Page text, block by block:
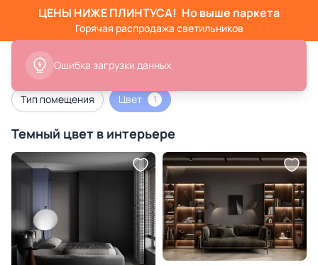
ЦЕНЫ НИЖЕ ПЛИНТУСА! Но выше паркета
Горячая распродажа светильников
Тип помещения Цвет 1
Темный цвет в интерьере
Ошибка загрузки данных